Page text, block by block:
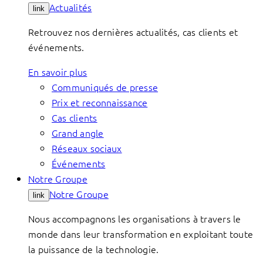
link Actualités
Retrouvez nos dernières actualités, cas clients et
événements.
En savoir plus
Communiqués de presse
Prix et reconnaissance
Cas clients
Grand angle
Réseaux sociaux
Événements
Notre Groupe
link Notre Groupe
Nous accompagnons les organisations à travers le
monde dans leur transformation en exploitant toute
la puissance de la technologie.